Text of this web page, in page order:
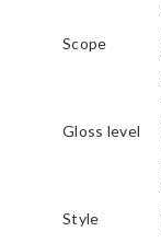
Scope
Gloss level
Style